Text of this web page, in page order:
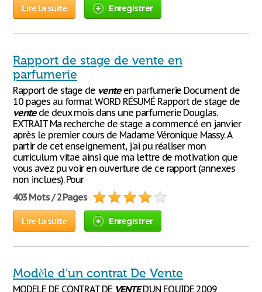
Lire la suite Enregistrer
Rapport de stage de vente en
parfumerie
Rapport de stage de venteen parfumerie Document de
10 pages au format WORD RÉSUMÉ Rapport de stage de
ventede deux mois dans une parfumerie Douglas.
EXTRAIT Ma recherche de stage a commencé en janvier
après le premier cours de Madame Véronique Massy. A
partir de cet enseignement, j'ai pu réaliser mon
curriculum vitae ainsi que ma lettre de motivation que
vous avez pu voir en ouverture de ce rapport (annexes
non inclues). Pour
403 Mots / 2 Pages
Lire la suite Enregistrer
Modèle d'un contrat De Vente
MODELE DE CONTRAT DE VENTED’UN EQUIDE 2009